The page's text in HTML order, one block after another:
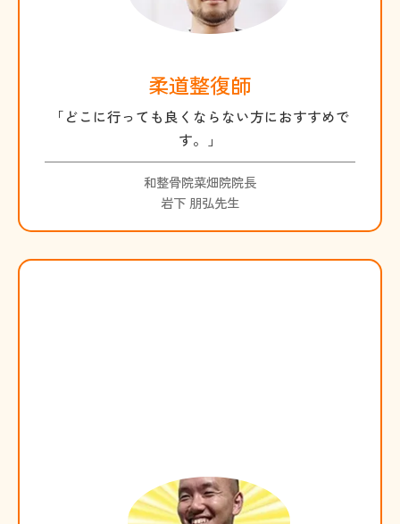
柔道整復師
「どこに行っても良くならない方におすすめで
す。」
和整骨院菜畑院院長
岩下 朋弘先生